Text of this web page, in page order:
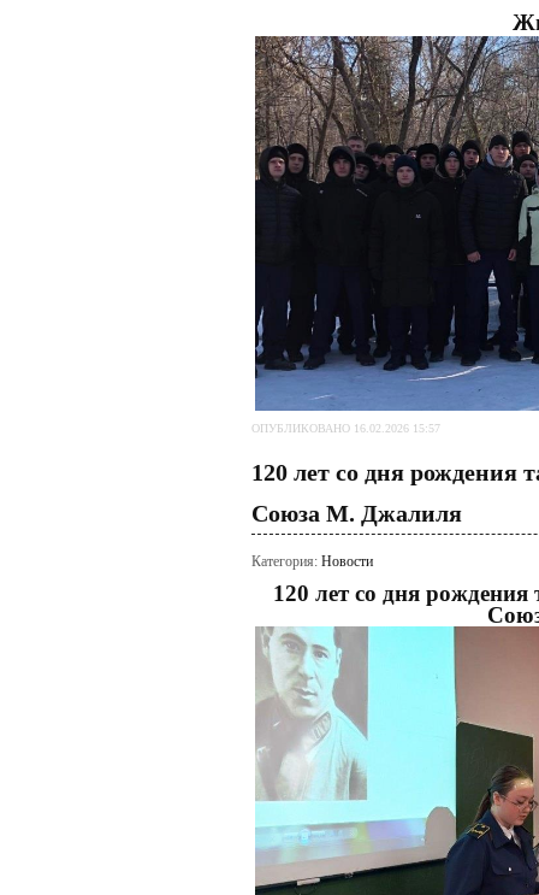
ОПУБЛИКОВАНО 16.02.2026 15:57
120 лет со дня рождения
Союза М. Джалиля
Категория: Новости
120 лет со дня рождения